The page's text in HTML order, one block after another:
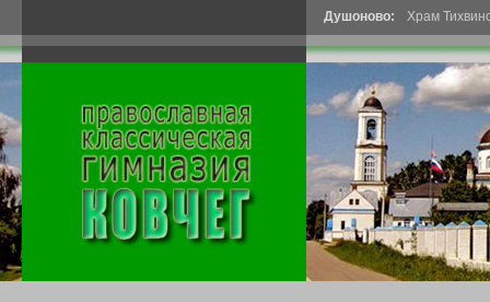
Душоново: Храм